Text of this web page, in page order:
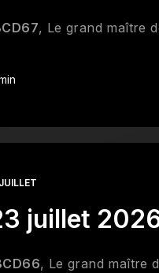
, Le grand maître
juillet
, Le grand maître